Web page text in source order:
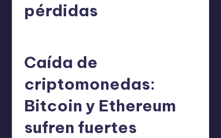
pérdidas
Caída de
criptomonedas:
Bitcoin y Ethereum
sufren fuertes